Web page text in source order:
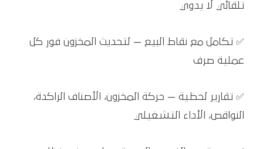
تلقائي لا يدوي
✅ تكامل مع نقاط البيع — لتحديث المخزون فور كل
عملية صرف
✅ تقارير لحظية — حركة المخزون، الأصناف الراكدة،
النواقص، الأداء التشغيلي